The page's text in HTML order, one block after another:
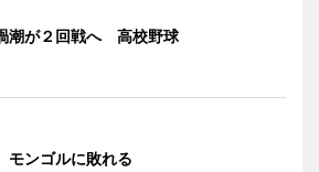
潮が２回戦へ 高校野球
モンゴルに敗れる